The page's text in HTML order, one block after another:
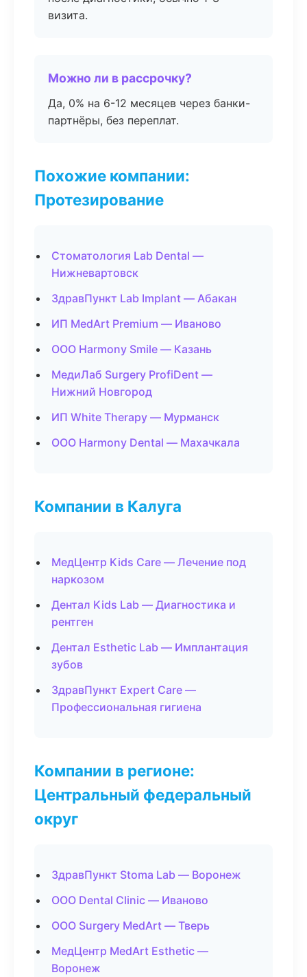
визита.
Можно ли в рассрочку?
Да, 0% на 6-12 месяцев через банки-
партнёры, без переплат.
Похожие компании:
Протезирование
Стоматология Lab Dental —
Нижневартовск
ЗдравПункт Lab Implant — Абакан
ИП MedArt Premium — Иваново
ООО Harmony Smile — Казань
МедиЛаб Surgery ProfiDent —
Нижний Новгород
ИП White Therapy — Мурманск
ООО Harmony Dental — Махачкала
Компании в Калуга
МедЦентр Kids Care — Лечение под
наркозом
Дентал Kids Lab — Диагностика и
рентген
Дентал Esthetic Lab — Имплантация
зубов
ЗдравПункт Expert Care —
Профессиональная гигиена
Компании в регионе:
Центральный федеральный
округ
ЗдравПункт Stoma Lab — Воронеж
ООО Dental Clinic — Иваново
ООО Surgery MedArt — Тверь
МедЦентр MedArt Esthetic —
Воронеж